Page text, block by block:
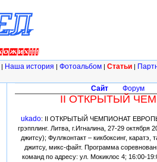
| Наша история | Фотоальбом | Статьи |
Сайт Форум
II ОТКРЫТЫЙ
ukado: II ОТКРЫТЫЙ ЧЕМПИОНАТ ЕВРОПЫ
грэпплинг. Литва, г.Игналина, 27-29
джитсу); Фуллконтакт – кикбоксинг,
джитсу, микс-файт. Программа
команд по адресу: ул. Мокиклос 4; 16:00-